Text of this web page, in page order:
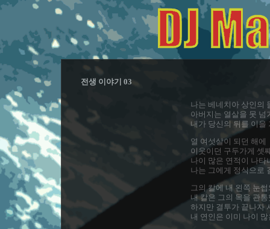
전생 이야기 03
나는 베네치아 상인의
아버지는 열살을 못
내가 당신의 뒤를 이을
열 여섯살이 되던 해에
이웃이던 구두가게 셋
나이 많은 연적이 나타
나는 그에게 정식으로
그의 칼에 내 왼쪽 눈
내 칼은 그의 목을 관
하지만 결투가 끝나자
내 연인은 이미 나이